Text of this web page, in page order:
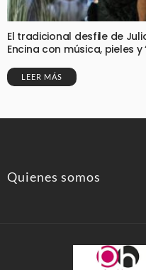
El tradicional desfile de
Encina con música, pieles y
LEER MÁS
Quienes somos